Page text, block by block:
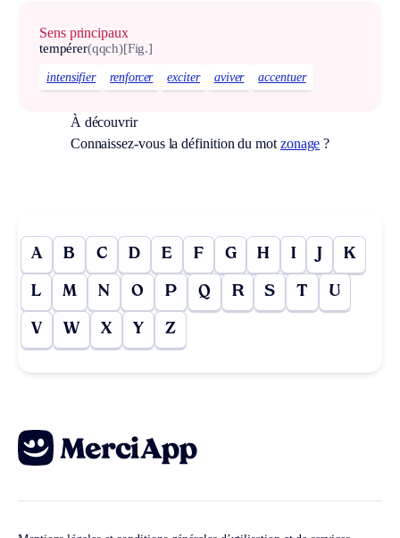
Sens principaux
tempérer(qqch)[Fig.]
intensifier renforcer exciter aviver accentuer
À découvrir
Connaissez-vous la définition du mot zonage ?
A B C D E F G H I J K
L M N O P Q R S T U
V W X Y Z